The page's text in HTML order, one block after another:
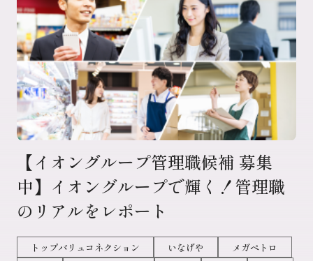
キャリア登録受付中
【イオングループ管理職候補 募集
中】イオングループで輝く！管理職
のリアルをレポート
トップバリュコネクション いなげや
メガペトロ